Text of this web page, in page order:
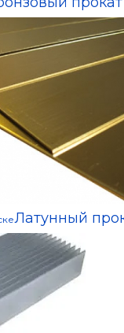
Латунный